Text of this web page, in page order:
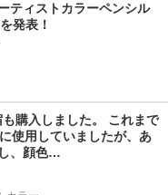
ティストカラーペンシル
発表！
購入しました。 これまで
使用していましたが、あ
、顔色…